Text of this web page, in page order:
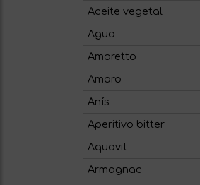
Aceite vegetal
Agua
Amaretto
Amaro
Anís
Aperitivo bitter
Aquavit
Armagnac